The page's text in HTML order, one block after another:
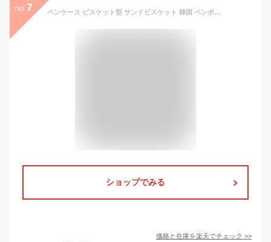
no. 7 ペンケース ビスケット型 サンドビスケット 韓国 ペンポーチ 筆箱 文房具 可愛い 大容量 超大容量 鉛筆バッグ 文房具バッグ 高校生 女子 おしゃれ 便利 シンプル プレゼント 多機能 小物入れポーチ リアル 筆収納 送料無料
ショップでみる
価格と在庫を楽天でチェック >>